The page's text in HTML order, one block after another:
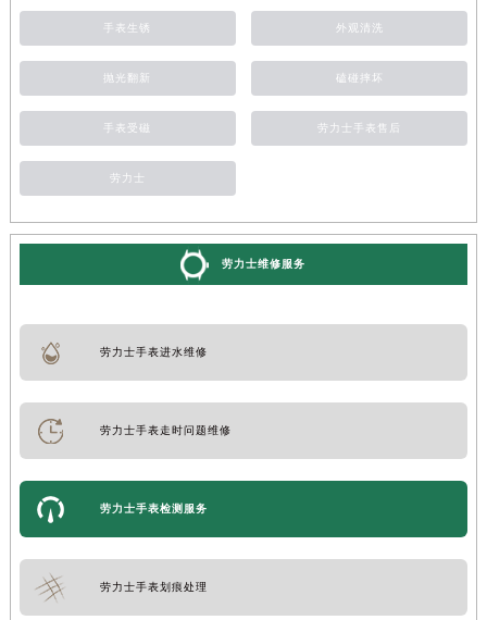
手表生锈 外观清洗
抛光翻新 磕碰摔坏
手表受磁 劳力士手表售后
劳力士
劳力士维修服务
劳力士手表进水维修
劳力士手表走时问题维修
劳力士手表检测服务
劳力士手表划痕处理